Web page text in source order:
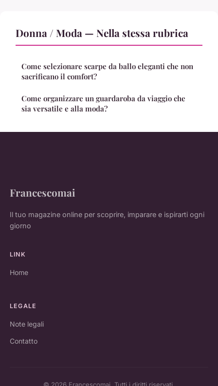
Donna / Moda — Nella stessa rubrica
Come selezionare scarpe da ballo eleganti che non
sacrificano il comfort?
Come organizzare un guardaroba da viaggio che
sia versatile e alla moda?
Francescomai
Il tuo magazine online per scoprire, imparare e ispirarti ogni
giorno
LINK
Home
LEGALE
Note legali
Contatto